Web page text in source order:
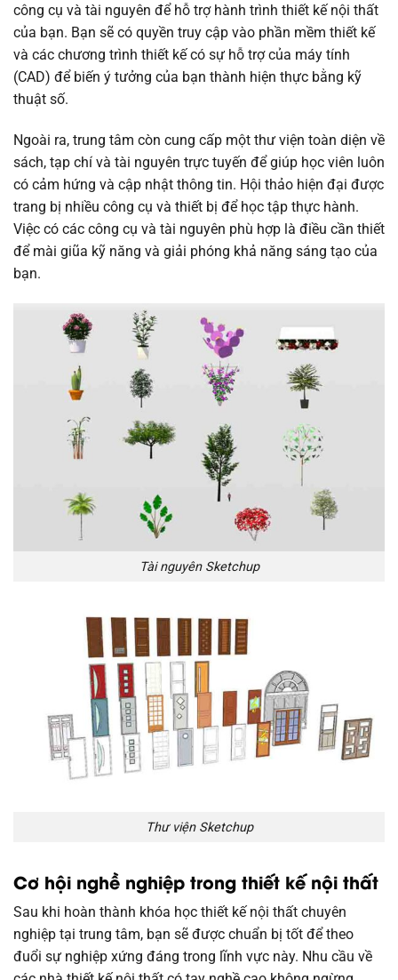
công cụ và tài nguyên để hỗ trợ hành trình thiết kế nội thất
của bạn. Bạn sẽ có quyền truy cập vào phần mềm thiết kế
và các chương trình thiết kế có sự hỗ trợ của máy tính
(CAD) để biến ý tưởng của bạn thành hiện thực bằng kỹ
thuật số.
Ngoài ra, trung tâm còn cung cấp một thư viện toàn diện về
sách, tạp chí và tài nguyên trực tuyến để giúp học viên luôn
có cảm hứng và cập nhật thông tin. Hội thảo hiện đại được
trang bị nhiều công cụ và thiết bị để học tập thực hành.
Việc có các công cụ và tài nguyên phù hợp là điều cần thiết
để mài giũa kỹ năng và giải phóng khả năng sáng tạo của
bạn.
Tài nguyên Sketchup
Thư viện Sketchup
Cơ hội nghề nghiệp trong thiết kế nội thất
Sau khi hoàn thành khóa học thiết kế nội thất chuyên
nghiệp tại trung tâm, bạn sẽ được chuẩn bị tốt để theo
đuổi sự nghiệp xứng đáng trong lĩnh vực này. Nhu cầu về